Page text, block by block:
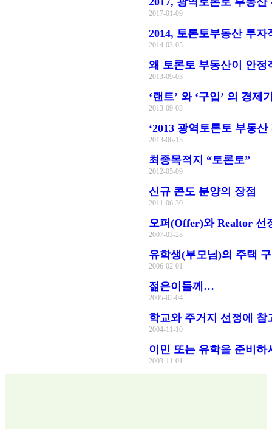
2017-01-09
2014, 토론토부동산 투
2014-03-05
왜 토론토 부동산이 안정
2013-09-03
‘랜트’ 와 ‘구입’ 의 경
2013-09-03
‘2013 광역토론토 부동
2013-06-13
최종목적지 “토론토”
2012-05-09
신규 콘도 분양의 장점
2011-06-30
오퍼(Offer)와 Realtor 선
2007-03-28
유학생(부모님)의 주택
2006-02-01
젊은이들께…
2005-02-04
학교와 주거지 선정에 참
2004-11-10
이민 또는 유학을 준비하
2003-11-01